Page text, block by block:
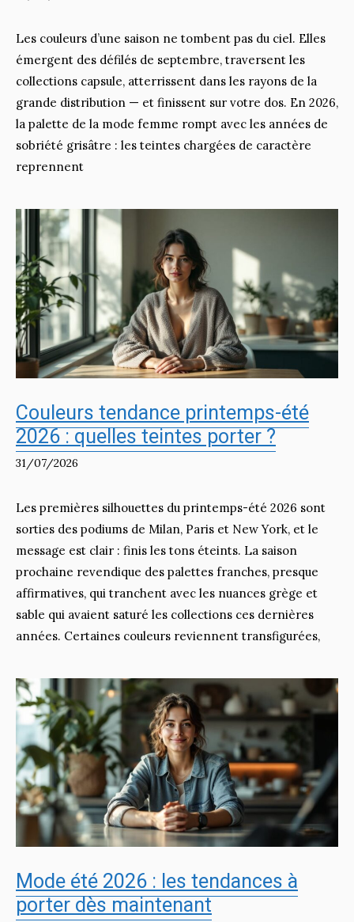
Les couleurs d’une saison ne tombent pas du ciel. Elles
émergent des défilés de septembre, traversent les
collections capsule, atterrissent dans les rayons de la
grande distribution — et finissent sur votre dos. En 2026,
la palette de la mode femme rompt avec les années de
sobriété grisâtre : les teintes chargées de caractère
reprennent
Couleurs tendance printemps-été
2026 : quelles teintes porter ?
31/07/2026
Les premières silhouettes du printemps-été 2026 sont
sorties des podiums de Milan, Paris et New York, et le
message est clair : finis les tons éteints. La saison
prochaine revendique des palettes franches, presque
affirmatives, qui tranchent avec les nuances grège et
sable qui avaient saturé les collections ces dernières
années. Certaines couleurs reviennent transfigurées,
Mode été 2026 : les tendances à
porter dès maintenant